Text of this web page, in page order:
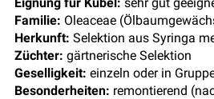
Familie: Oleaceae
Herkunft: Selektion aus Syringa
Züchter: gärtnerische Selektion
Geselligkeit: einzeln oder in
Besonderheiten: remontierend